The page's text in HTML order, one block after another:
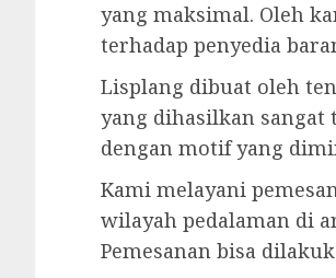
yang maksimal. Oleh
terhadap penyedia
Lisplang dibuat oleh
yang dihasilkan sangat
dengan motif yang
Kami melayani
wilayah pedalaman di
Pemesanan bisa